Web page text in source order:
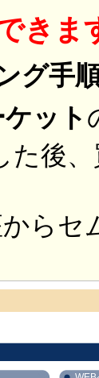
きま
グ手
ット
た後
らセ